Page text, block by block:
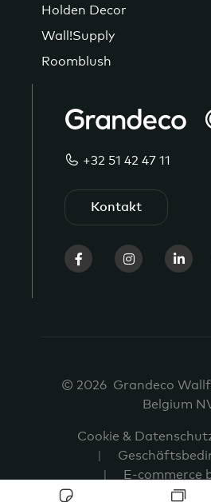
Holden Decor
Wall!Supply
Roomblush
+32 51 42 47 11
Kontakt
© 2026 Grandeco
Belgium
Cookie &
E-commerce